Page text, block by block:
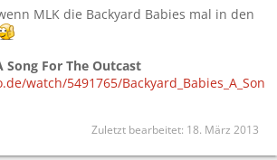
MLK die Backyard Babies mal in den
Song For The Outcast
watch/5491765/Backyard_Babies_A_Son
Zuletzt bearbeitet: 18. März 2013